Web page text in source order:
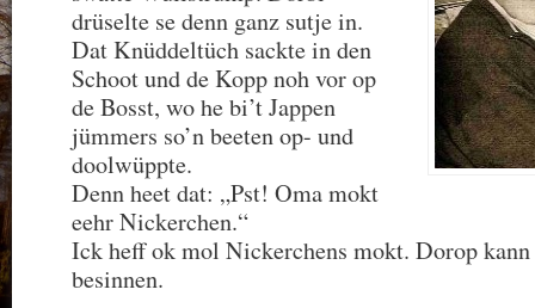
drüselte se denn ganz sutje in.
Dat Knüddeltüch sackte in den
Schoot und de Kopp noh vor op
de Bosst, wo he bi’t Jappen
jümmers so’n beeten op- und
doolwüppte.
Denn heet dat: „Pst! Oma mokt
eehr Nickerchen.“
Ick heff ok mol Nickerchens mokt. Dorop
besinnen.